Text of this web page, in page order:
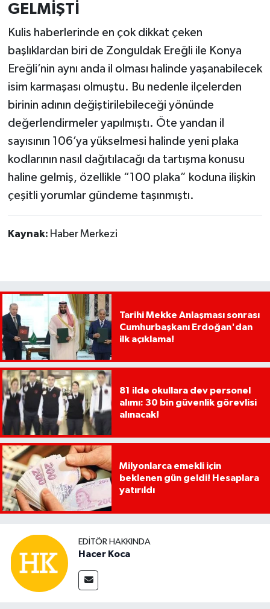
GELMİŞTİ
Kulis haberlerinde en çok dikkat çeken
başlıklardan biri de Zonguldak Ereğli ile Konya
Ereğli’nin aynı anda il olması halinde yaşanabilecek
isim karmaşası olmuştu. Bu nedenle ilçelerden
birinin adının değiştirilebileceği yönünde
değerlendirmeler yapılmıştı. Öte yandan il
sayısının 106’ya yükselmesi halinde yeni plaka
kodlarının nasıl dağıtılacağı da tartışma konusu
haline gelmiş, özellikle “100 plaka” koduna ilişkin
çeşitli yorumlar gündeme taşınmıştı.
Kaynak: Haber Merkezi
Tarihi Mekke Anlaşması sonrası
Cumhurbaşkanı Erdoğan'dan
ilk açıklama!
81 ilde okullara dev personel
alımı: 30 bin güvenlik görevlisi
alınacak!
Milyonlarca emekli için
beklenen gün geldi! Hesaplara
yatırıldı
EDITÖR HAKKINDA
Hacer Koca